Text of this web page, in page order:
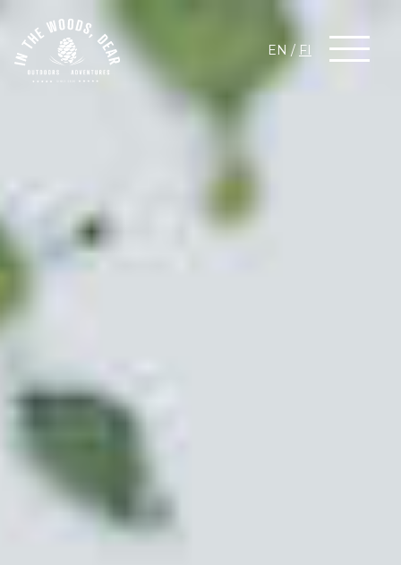
EN / FI